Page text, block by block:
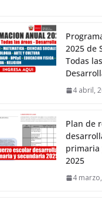
2025 de
Todas
4 abril,
Plan de
primaria
2025
4